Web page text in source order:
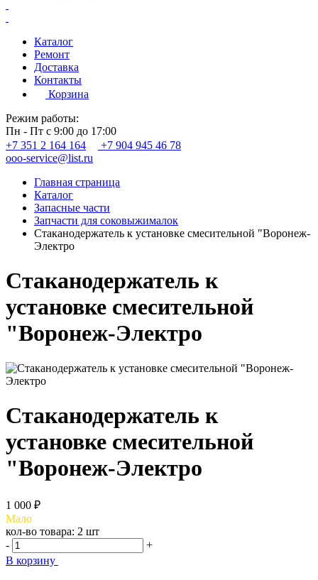
Каталог
Ремонт
Доставка
Контакты
Корзина
Режим работы:
Пн - Пт с 9:00 до 17:00
+7 351 2 164 164
+7 904 945 46 78
ooo-service@list.ru
Главная страница
Каталог
Запасные части
Запчасти для соковыжималок
Стаканодержатель к установке смесительной "Воронеж-
Электро
Стаканодержатель к
установке смесительной
"Воронеж-Электро
Стаканодержатель к
установке смесительной
"Воронеж-Электро
1 000 ₽
Мало
кол-во товара: 2 шт
-
+
В корзину